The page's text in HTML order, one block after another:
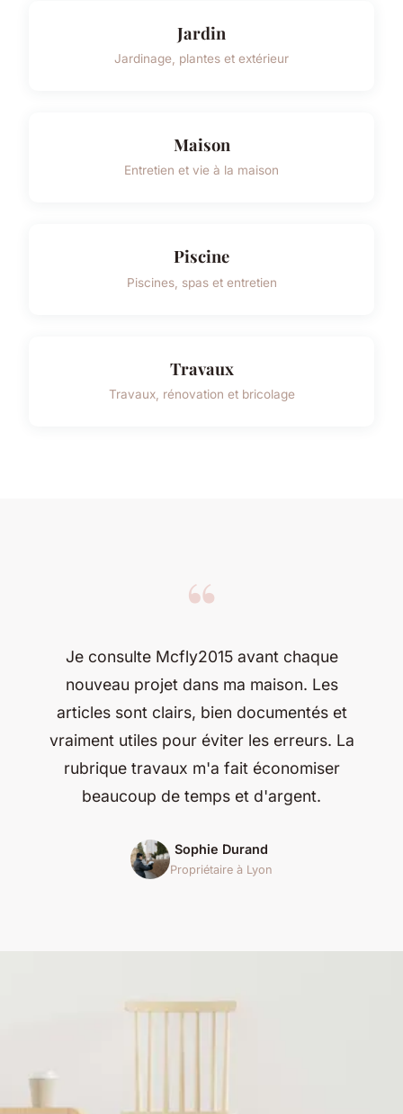
Jardin
Jardinage, plantes et extérieur
Maison
Entretien et vie à la maison
Piscine
Piscines, spas et entretien
Travaux
Travaux, rénovation et bricolage
“
Je consulte Mcfly2015 avant chaque
nouveau projet dans ma maison. Les
articles sont clairs, bien documentés et
vraiment utiles pour éviter les erreurs. La
rubrique travaux m'a fait économiser
beaucoup de temps et d'argent.
Sophie Durand
Propriétaire à Lyon